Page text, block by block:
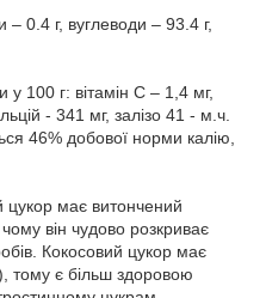
0.4 г, вуглеводи – 93.4 г,
у 100 г: вітамін С – 1,4 мг,
- 341 мг, залізо 41 - м.ч.
46% добової норми калію,
цукор має витончений
він чудово розкриває
Кокосовий цукор має
тому є більш здоровою